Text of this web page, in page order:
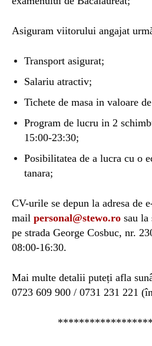
Asiguram viitorului angajat
Transport asigurat;
Salariu atractiv;
Tichete de masa in valoare
Program de lucru in 2
15:00-23:30;
Posibilitatea de a lucra cu o
tanara;
CV-urile se depun la adresa de
mail personal@stewo.ro sau
pe strada George Cosbuc, nr.
08:00-16:30.
Mai multe detalii puteți afla
0723 609 900 / 0731 231 221